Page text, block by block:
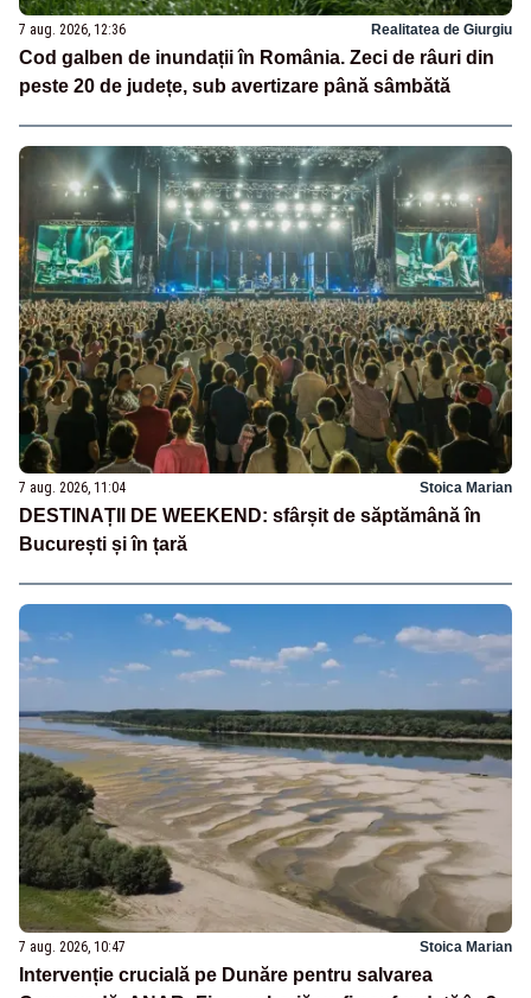
7 aug. 2026, 12:36 Realitatea de Giurgiu
Cod galben de inundații în România. Zeci de râuri din
peste 20 de județe, sub avertizare până sâmbătă
7 aug. 2026, 11:04 Stoica Marian
DESTINAȚII DE WEEKEND: sfârșit de săptămână în
București și în țară
7 aug. 2026, 10:47 Stoica Marian
Intervenție crucială pe Dunăre pentru salvarea